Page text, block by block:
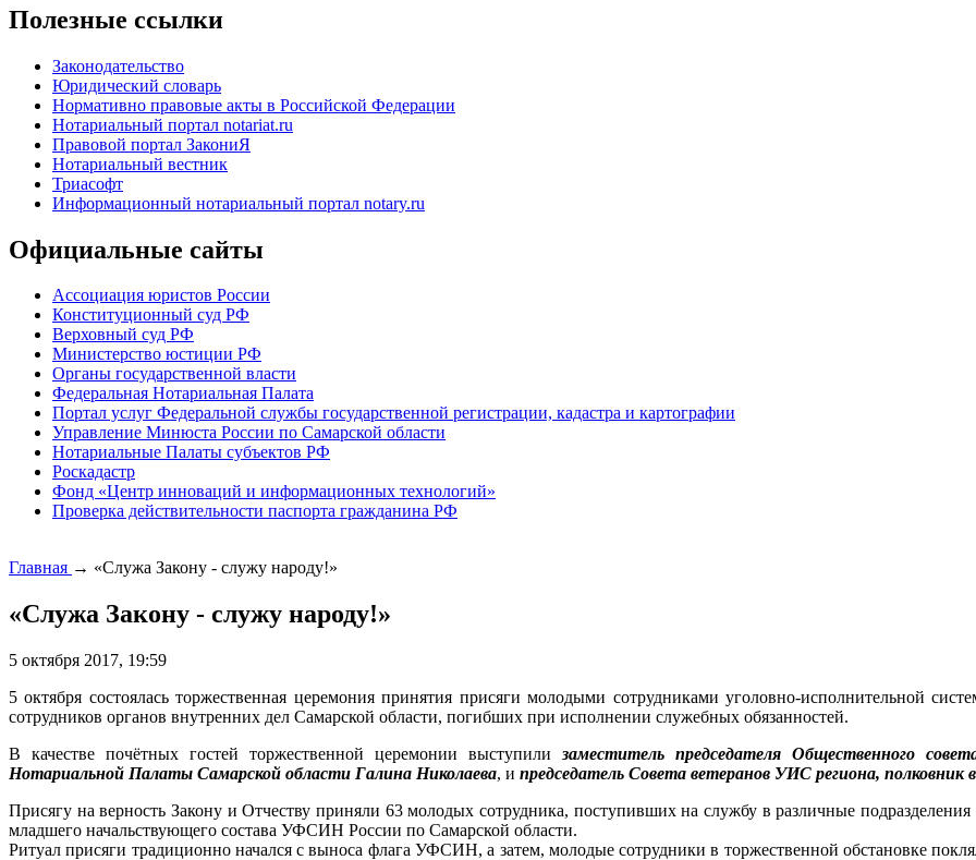
Полезные ссылки
Законодательство
Юридический словарь
Нормативно правовые акты в Российской Федерации
Нотариальный портал notariat.ru
Правовой портал ЗакониЯ
Нотариальный вестник
Триасофт
Информационный нотариальный портал notary.ru
Официальные сайты
Ассоциация юристов России
Конституционный суд РФ
Верховный суд РФ
Министерство юстиции РФ
Органы государственной власти
Федеральная Нотариальная Палата
Портал услуг Федеральной службы государственной регистрации, кадастра и картографии
Управление Минюста России по Самарской области
Нотариальные Палаты субъектов РФ
Роскадастр
Фонд «Центр инноваций и информационных технологий»
Проверка действительности паспорта гражданина РФ
Главная → «Служа Закону - служу народу!»
«Служа Закону - служу народу!»
5 октября 2017, 19:59
5 октября состоялась торжественная церемония принятия присяги молодыми сотрудниками уголовно-исполнительной
сотрудников органов внутренних дел Самарской области, погибших при исполнении служебных обязанностей.
В качестве почётных гостей торжественной церемонии выступили заместитель председателя Общественного
Нотариальной Палаты Самарской области Галина Николаева, и председатель Совета ветеранов УИС региона,
Присягу на верность Закону и Отчеству приняли 63 молодых сотрудника, поступивших на службу в различные
младшего начальствующего состава УФСИН России по Самарской области.
Ритуал присяги традиционно начался с выноса флага УФСИН, а затем, молодые сотрудники в торжественной обстановке